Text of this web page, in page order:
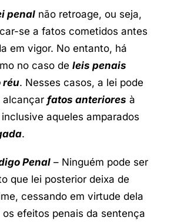
penalnão retroage, ou seja,
se a fatos cometidos antes
em vigor. No entanto, há
no caso de leis penais
réu. Nesses casos, a lei pode
alcançar fatos anteriores à
aqueles amparados
.
Penal– Ninguém pode ser
que lei posterior deixa de
cessando em virtude dela
efeitos penais da sentença